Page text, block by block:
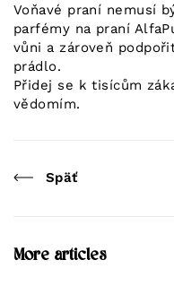
Voňavé praní nemusí
parfémy na praní
vůni a zároveň
prádlo.
Přidej se k tisícům
vědomím.
Späť
More articles